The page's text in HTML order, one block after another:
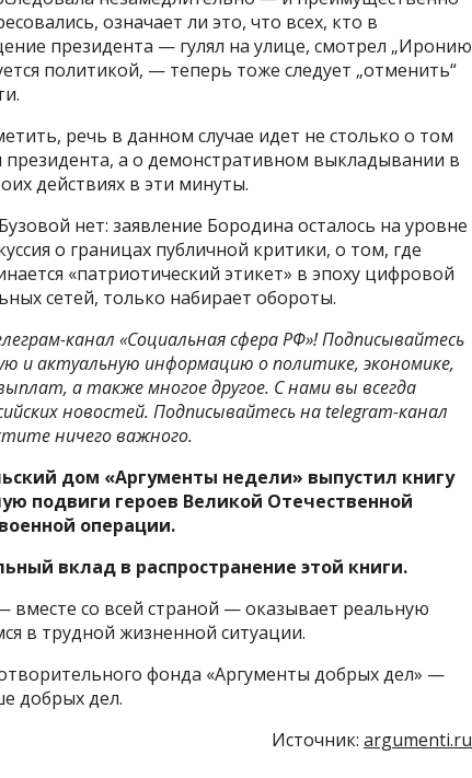
означает ли это, что всех, кто в
президента — гулял на улице, смотрел „Иронию
политикой, — теперь тоже следует „отменить“
речь в данном случае идет не столько о том
а о демонстративном выкладывании в
действиях в эти минуты.
нет: заявление Бородина осталось на уровне
о границах публичной критики, о том, где
«патриотический этикет» в эпоху цифровой
сетей, только набирает обороты.
канал «Социальная сфера РФ»! Подписывайтесь
и актуальную информацию о политике, экономике,
а также многое другое. С нами вы всегда
новостей. Подписывайтесь на telegram-канал
ничего важного.
дом «Аргументы недели» выпустил книгу
подвиги героев Великой Отечественной
операции.
вклад в распространение этой книги.
вместе со всей страной — оказывает реальную
в трудной жизненной ситуации.
фонда «Аргументы добрых дел» —
добрых дел.
Источник: argumenti.ru